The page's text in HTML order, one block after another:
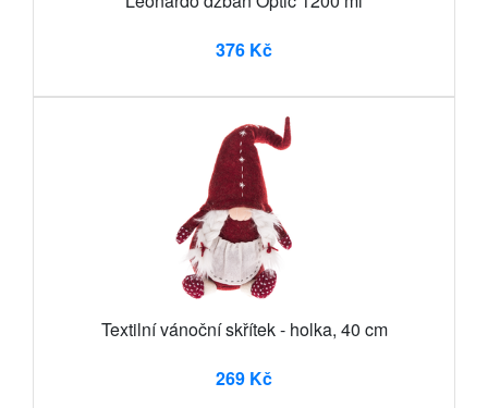
376 Kč
Textilní vánoční skřítek - holka, 40 cm
269 Kč